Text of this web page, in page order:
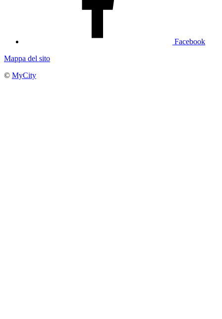
Facebook
Mappa del sito
© MyCity